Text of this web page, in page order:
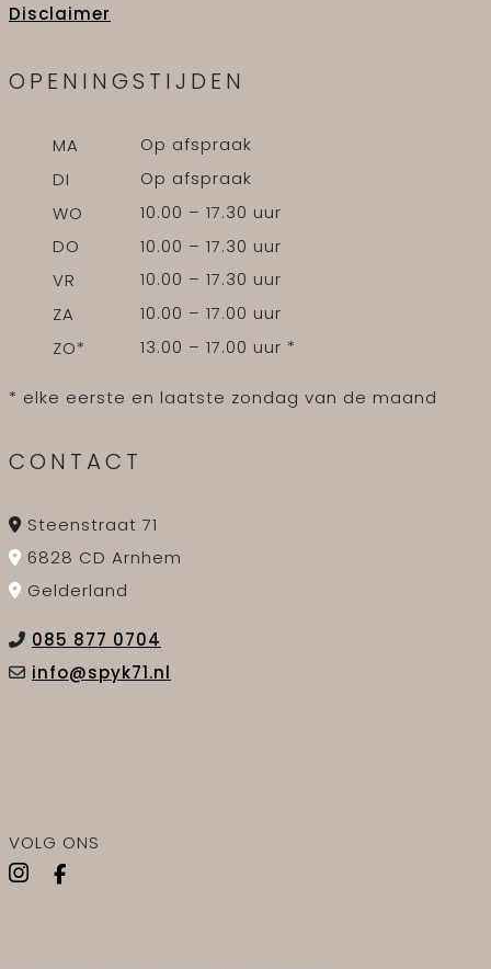
Disclaimer
OPENINGSTIJDEN
MA
Op afspraak
DI
Op afspraak
WO
10.00 – 17.30 uur
DO
10.00 – 17.30 uur
VR
10.00 – 17.30 uur
ZA
10.00 – 17.00 uur
ZO*
13.00 – 17.00 uur *
* elke eerste en laatste zondag van de maand
CONTACT
Steenstraat 71
6828 CD Arnhem
Gelderland
085 877 0704
info@spyk71.nl
VOLG ONS